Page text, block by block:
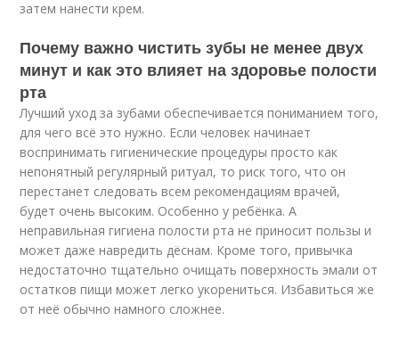
затем нанести крем.
Почему важно чистить зубы не менее двух
минут и как это влияет на здоровье полости
рта
Лучший уход за зубами обеспечивается пониманием того,
для чего всё это нужно. Если человек начинает
воспринимать гигиенические процедуры просто как
непонятный регулярный ритуал, то риск того, что он
перестанет следовать всем рекомендациям врачей,
будет очень высоким. Особенно у ребёнка. А
неправильная гигиена полости рта не приносит пользы и
может даже навредить дёснам. Кроме того, привычка
недостаточно тщательно очищать поверхность эмали от
остатков пищи может легко укорениться. Избавиться же
от неё обычно намного сложнее.